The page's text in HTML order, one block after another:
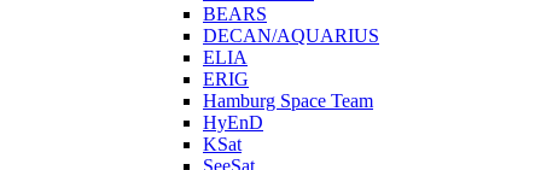
BEARS
DECAN/AQUARIUS
ELIA
ERIG
Hamburg Space Team
HyEnD
KSat
SeeSat